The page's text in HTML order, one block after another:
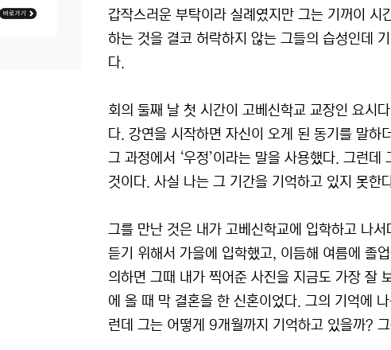
갑작스러운 부탁이라 실례였지만 그는 기꺼이
하는 것을 결코 허락하지 않는 그들의 습성인데
다.
회의 둘째 날 첫 시간이 고베신학교 교장인 요시
다. 강연을 시작하면 자신이 오게 된 동기를 말하
그 과정에서 ‘우정’이라는 말을 사용했다. 그런
것이다. 사실 나는 그 기간을 기억하고 있지 못한
그를 만난 것은 내가 고베신학교에 입학하고 나
듣기 위해서 가을에 입학했고, 이듬해 여름에 졸
의하면 그때 내가 찍어준 사진을 지금도 가장 잘
에 올 때 막 결혼을 한 신혼이었다. 그의 기억에
런데 그는 어떻게 9개월까지 기억하고 있을까?